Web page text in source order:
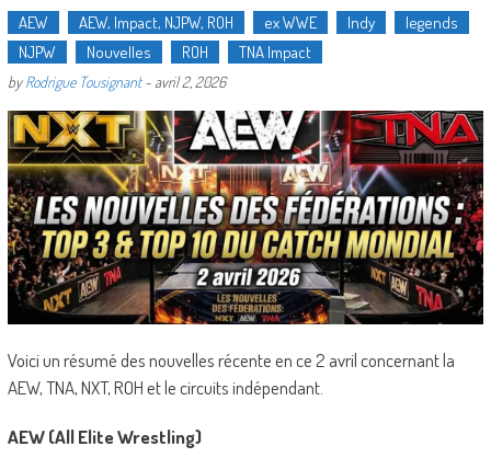
AEW AEW, Impact, NJPW, ROH ex WWE Indy
legends
NJPW
Nouvelles ROH TNA Impact
byRodrigue Tousignant- avril 2, 2026
Voici un résumé des nouvelles récente en ce 2 avril concernant la
AEW, TNA, NXT, ROH et le circuits indépendant.
AEW (All Elite Wrestling)